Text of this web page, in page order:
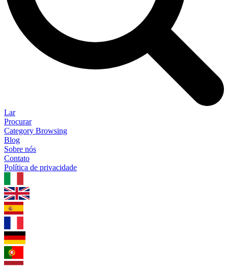
Lar
Procurar
Category Browsing
Blog
Sobre nós
Contato
Política de privacidade